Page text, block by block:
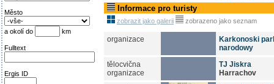
Město
a okolí do km
Fulltext
Ergis ID
Informace pro turisty
zobrazit jako galerii zobrazeno jako seznam
organizace
Karkonoski
narodowy
tělocvična
organizace
TJ Jiskra
Harrachov